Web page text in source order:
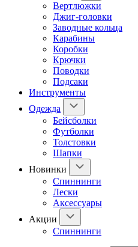
Вертлюжки
Джиг-головки
Заводные кольца
Карабины
Коробки
Крючки
Поводки
Подсаки
Инструменты
Одежда
Бейсболки
Футболки
Толстовки
Шапки
Новинки
Спиннинги
Лески
Аксессуары
Акции
Спиннинги